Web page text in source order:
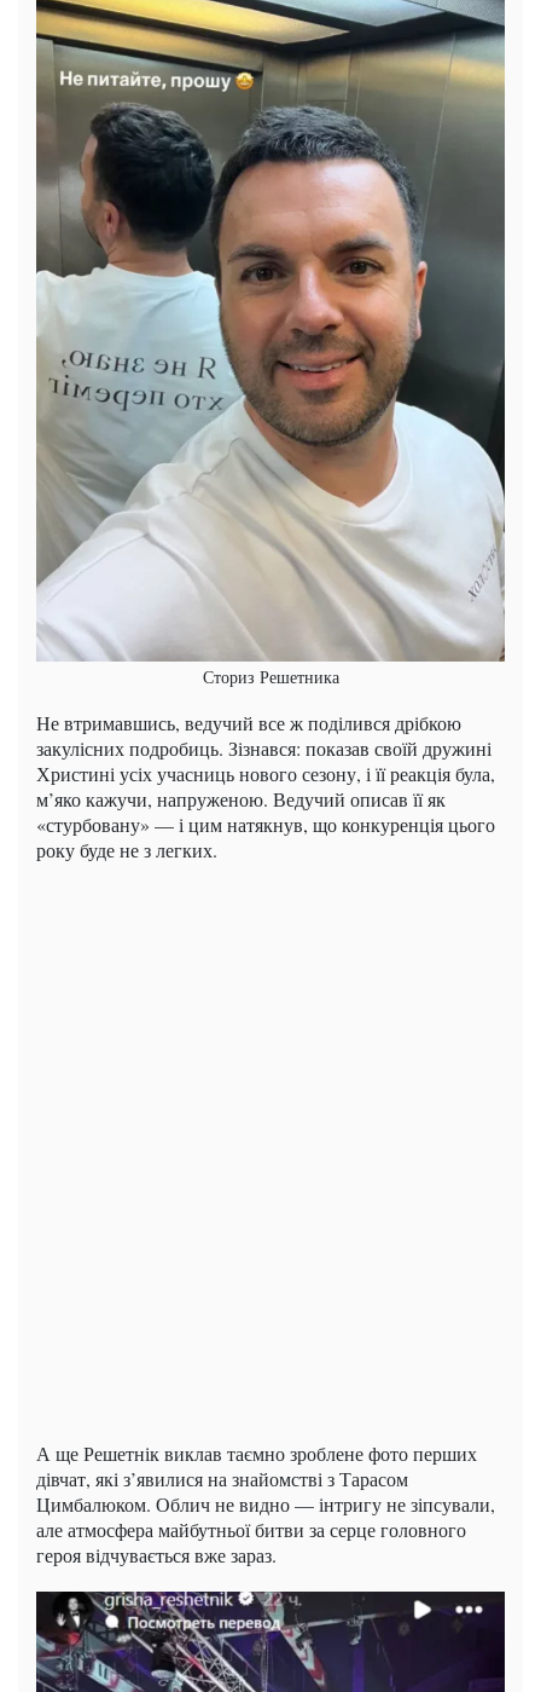
Сториз Решетника
Не втримавшись, ведучий все ж поділився дрібкою
закулісних подробиць. Зізнався: показав своїй дружині
Христині усіх учасниць нового сезону, і її реакція була,
м’яко кажучи, напруженою. Ведучий описав її як
«стурбовану» — і цим натякнув, що конкуренція цього
року буде не з легких.
А ще Решетнік виклав таємно зроблене фото перших
дівчат, які з’явилися на знайомстві з Тарасом
Цимбалюком. Облич не видно — інтригу не зіпсували,
але атмосфера майбутньої битви за серце головного
героя відчувається вже зараз.